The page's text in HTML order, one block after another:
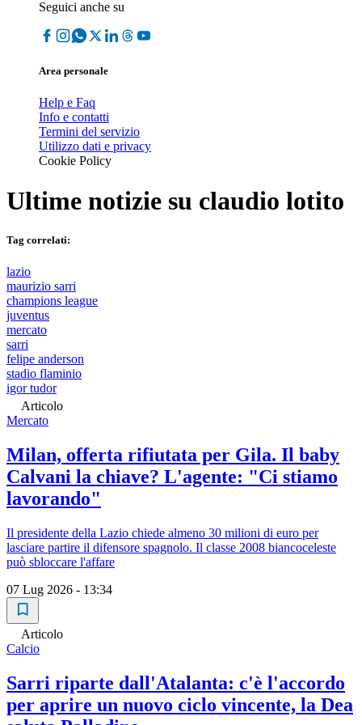
Seguici anche su
Area personale
Help e Faq
Info e contatti
Termini del servizio
Utilizzo dati e privacy
Cookie Policy
Ultime notizie su claudio lotito
Tag correlati:
lazio
maurizio sarri
champions league
juventus
mercato
sarri
felipe anderson
stadio flaminio
igor tudor
Articolo
Mercato
Milan, offerta rifiutata per Gila. Il baby
Calvani la chiave? L'agente: "Ci stiamo
lavorando"
Il presidente della Lazio chiede almeno 30 milioni di euro per
lasciare partire il difensore spagnolo. Il classe 2008 biancoceleste
può sbloccare l'affare
07 Lug 2026 - 13:34
Articolo
Calcio
Sarri riparte dall'Atalanta: c'è l'accordo
per aprire un nuovo ciclo vincente, la Dea